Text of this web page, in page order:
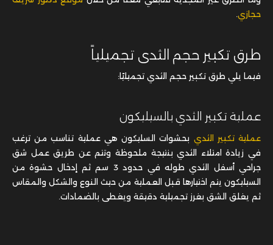
حجازي
طرق تكبير حجم الثدى تجميلياً
فيما يلي طرق تكبير حجم الثدي تجميليًا:
عملية تكبير الثدي بالسيليكون
عملية تكبير الثدي بحشوات السليكون هي عملية تناسب من ترغب
في زيادة امتلاء الثدي بنتيجة ملحوظة وتتم عن طريق عمل شق
جراحي أسفل الثدي طوله في حدود 3 سم ثم إدخال حشوة من
السيليكون يتم اختيارها قبل العملية من حيث النوع والشكل والمقاس
ثم يغلق الشق بغرز تجميلية دقيقة ويغطى بالضمادات.